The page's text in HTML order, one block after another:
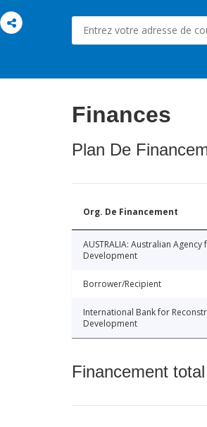
Finances
Plan De
Org. De Financement
AUSTRALIA: Australian
Development
Borrower/Recipient
International Bank for
Development
Financement